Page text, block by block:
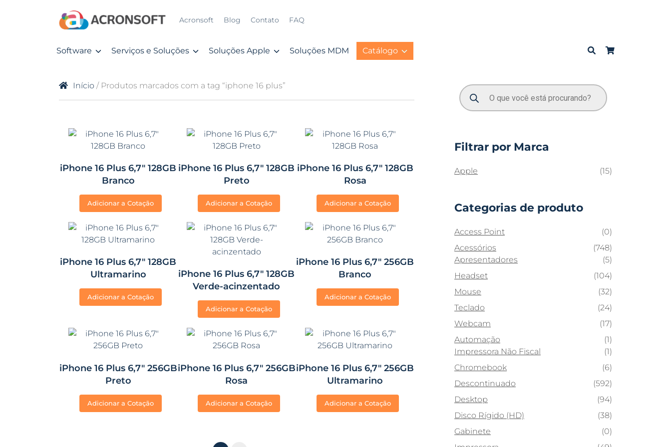
Acronsoft Blog Contato FAQ
Software Serviços e Soluções Soluções Apple Soluções MDM Catálogo
Início / Produtos marcados com a tag “iphone 16 plus”
iPhone 16 Plus 6,7″ 128GB
Branco
Adicionar a Cotação
iPhone 16 Plus 6,7″ 128GB
Preto
Adicionar a Cotação
iPhone 16 Plus 6,7″ 128GB
Rosa
Adicionar a Cotação
iPhone 16 Plus 6,7″ 128GB
Ultramarino
Adicionar a Cotação
iPhone 16 Plus 6,7″ 128GB
Verde-acinzentado
Adicionar a Cotação
iPhone 16 Plus 6,7″ 256GB
Branco
Adicionar a Cotação
iPhone 16 Plus 6,7″ 256GB
Preto
Adicionar a Cotação
iPhone 16 Plus 6,7″ 256GB
Rosa
Adicionar a Cotação
iPhone 16 Plus 6,7″ 256GB
Ultramarino
Adicionar a Cotação
Filtrar por Marca
Apple (15)
Categorias de produto
Access Point
(0)
Acessórios
(748)
Apresentadores
(5)
Headset
(104)
Mouse
(32)
Teclado
(24)
Webcam
(17)
Automação
(1)
Impressora Não Fiscal
(1)
Chromebook
(6)
Descontinuado
(592)
Desktop
(94)
Disco Rígido (HD)
(38)
Gabinete
(0)